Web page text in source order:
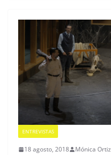
ENTREVISTAS
18 agosto, 2018 Mónica Ortiz